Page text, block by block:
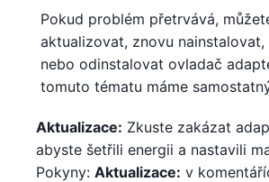
Pokud problém přetrvává,
aktualizovat, znovu
nebo odinstalovat ovladač
tomuto tématu máme
Aktualizace: Zkuste zakázat
abyste šetřili energii a nastavili
Pokyny: Aktualizace: v